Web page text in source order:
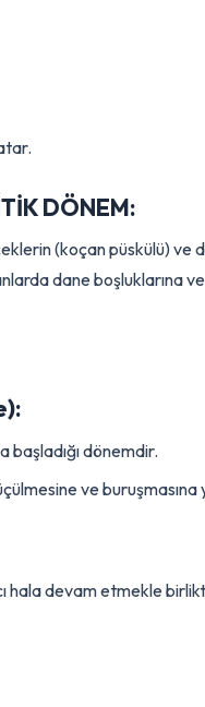
olması, sağlıklı
atar.
DÖNEM:
çiçeklerin (koçan
başladığı
küçülmesine ve